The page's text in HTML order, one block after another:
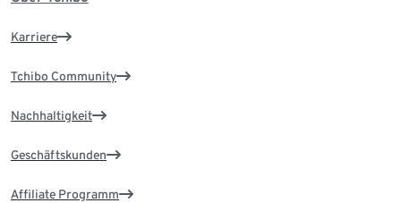
Karriere
Tchibo Community
Nachhaltigkeit
Geschäftskunden
Affiliate Programm